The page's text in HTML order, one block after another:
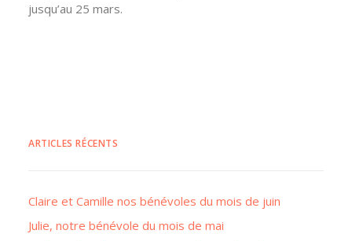
jusqu’au 25 mars.
ARTICLES RÉCENTS
Claire et Camille nos bénévoles du mois de juin
Julie, notre bénévole du mois de mai